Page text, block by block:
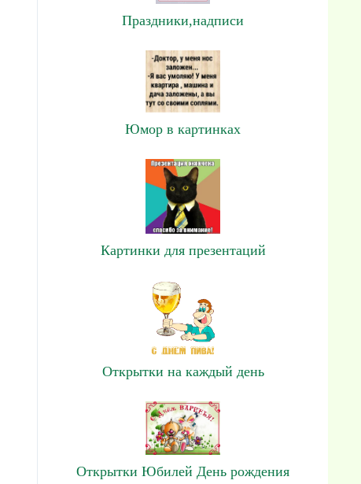
Праздники,надписи
Юмор в картинках
Картинки для презентаций
Открытки на каждый день
Открытки Юбилей День рождения